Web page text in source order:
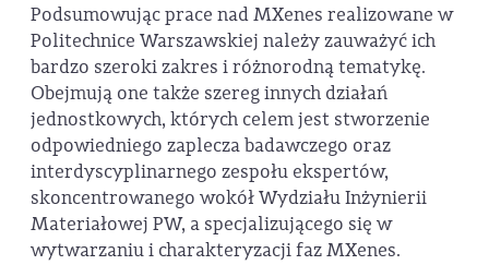
Podsumowując prace nad MXenes realizowane w
Politechnice Warszawskiej należy zauważyć ich
bardzo szeroki zakres i różnorodną tematykę.
Obejmują one także szereg innych działań
jednostkowych, których celem jest stworzenie
odpowiedniego zaplecza badawczego oraz
interdyscyplinarnego zespołu ekspertów,
skoncentrowanego wokół Wydziału Inżynierii
Materiałowej PW, a specjalizującego się w
wytwarzaniu i charakteryzacji faz MXenes.